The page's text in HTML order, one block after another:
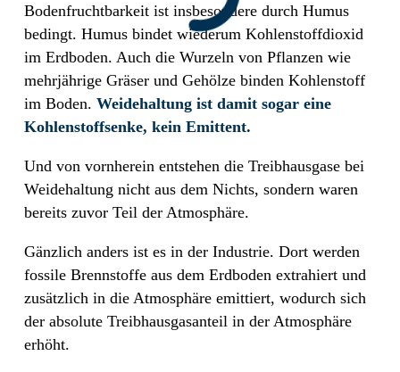
Bodenfruchtbarkeit ist insbesondere durch Humus
bedingt. Humus bindet wiederum Kohlenstoffdioxid
im Erdboden. Auch die Wurzeln von Pflanzen wie
mehrjährige Gräser und Gehölze binden Kohlenstoff
im Boden. Weidehaltung ist damit sogar eine
Kohlenstoffsenke, kein Emittent.
Und von vornherein entstehen die Treibhausgase bei
Weidehaltung nicht aus dem Nichts, sondern waren
bereits zuvor Teil der Atmosphäre.
Gänzlich anders ist es in der Industrie. Dort werden
fossile Brennstoffe aus dem Erdboden extrahiert und
zusätzlich in die Atmosphäre emittiert, wodurch sich
der absolute Treibhausgasanteil in der Atmosphäre
erhöht.